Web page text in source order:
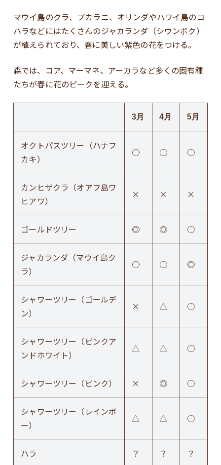
マウイ島のクラ、プカラニ、オリンダやハワイ島のコ
ハラなどにはたくさんのジャカランダ（シウンボク）
が植えられており、春に美しい紫色の花をつける。
森では、コア、マーマネ、アーカラなど多くの固有種
たちが春に花のピークを迎える。
3月 4月 5月
オクトパスツリー（ハナフ
カキ）
○ ○ ○
カンヒザクラ（オアフ島ワ
ヒアワ）
× × ×
ゴールドツリー ◎ ◎ ○
ジャカランダ（マウイ島ク
ラ）
○ ○ ◎
シャワーツリー（ゴールデ
ン）
× △ ○
シャワーツリー（ピンクア
ンドホワイト）
△ △ ○
シャワーツリー（ピンク） × ◎ ○
シャワーツリー（レインボ
ー）
△ △ ○
ハラ ？ ？ ？